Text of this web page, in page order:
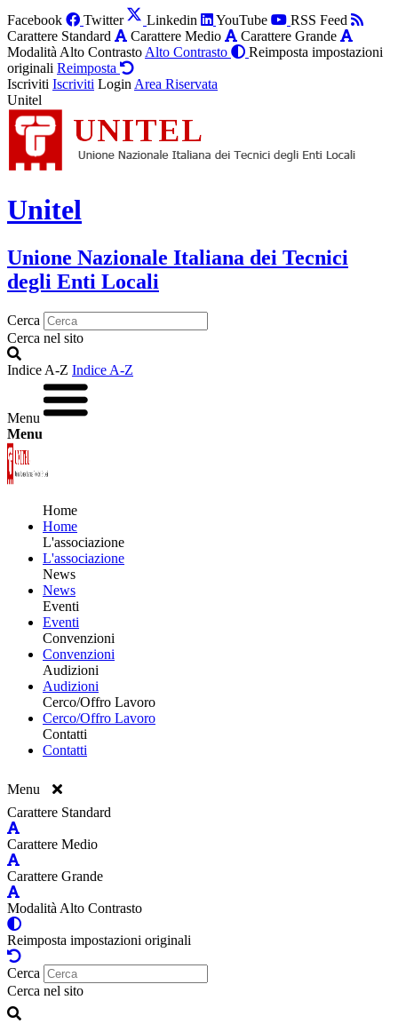
Facebook Twitter Linkedin YouTube
RSS Feed
Carattere Standard
Carattere Medio
Carattere Grande
Modalità Alto Contrasto Alto Contrasto
Reimposta impostazioni
originali Reimposta
Iscriviti Iscriviti Login Area Riservata
Unitel
Unitel
Unione Nazionale Italiana dei Tecnici
degli Enti Locali
Cerca
Cerca nel sito
Indice A-Z Indice A-Z
Menu
Menu
Home
Home
L'associazione
L'associazione
News
News
Eventi
Eventi
Convenzioni
Convenzioni
Audizioni
Audizioni
Cerco/Offro Lavoro
Cerco/Offro Lavoro
Contatti
Contatti
Menu
Carattere Standard
Carattere Medio
Carattere Grande
Modalità Alto Contrasto
Reimposta impostazioni originali
Cerca
Cerca nel sito